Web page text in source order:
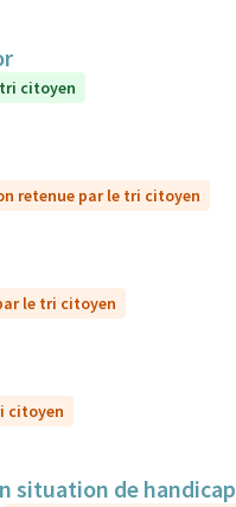
citoyen
retenue par le tri citoyen
le tri citoyen
citoyen
situation de handicap